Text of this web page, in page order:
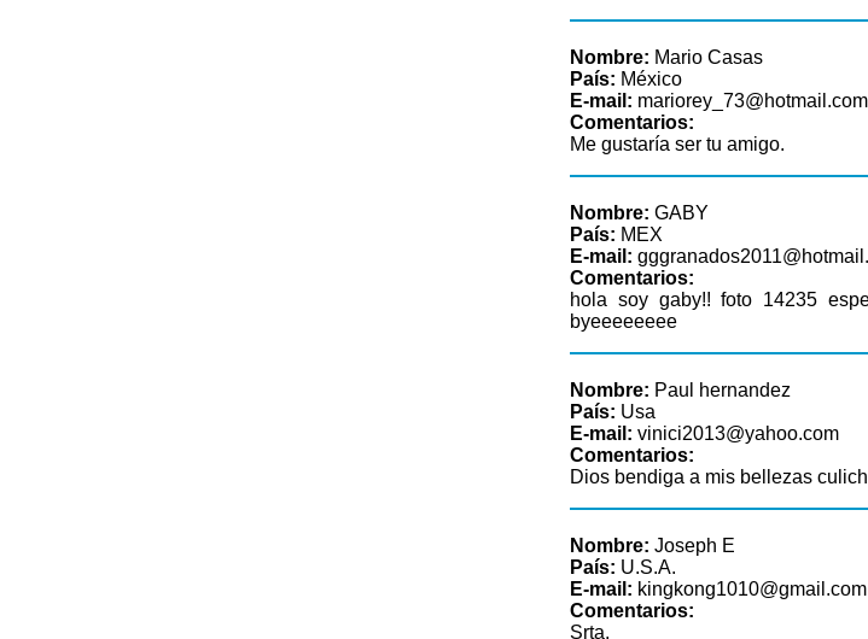
Nombre: Mario Casas
País: México
E-mail: mariorey_73@hotmail.com
Comentarios:
Me gustaría ser tu amigo.
Nombre: GABY
País: MEX
E-mail:
Comentarios:
hola soy gaby!! foto 14235
byeeeeeeee
Nombre: Paul hernandez
País: Usa
E-mail: vinici2013@yahoo.com
Comentarios:
Dios bendiga a mis bellezas
Nombre: Joseph E
País: U.S.A.
E-mail: kingkong1010@gmail.com
Comentarios:
Srta,